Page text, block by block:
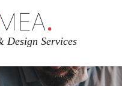
.
Design Services